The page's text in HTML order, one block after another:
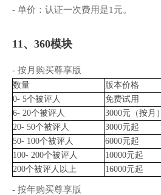
- 单价：认证一次费用是1元。
11、360模块
- 按月购买尊享版
数量 版本价格
0- 5个被评人
免费试用
6- 20个被评人
3000元（按月）
20- 50个被评人 3000元起
50- 100个被评人 6000元起
100- 200个被评人 10000元起
200个被评人以上 16000元起
- 按年购买尊享版